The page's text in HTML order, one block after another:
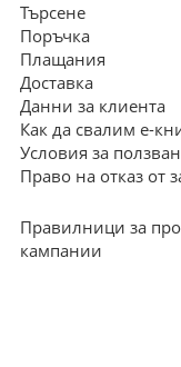
Търсене
Поръчка
Плащания
Доставка
Данни за клиента
Как да свалим е-
Условия за
Право на отказ от
Правилници за
кампании